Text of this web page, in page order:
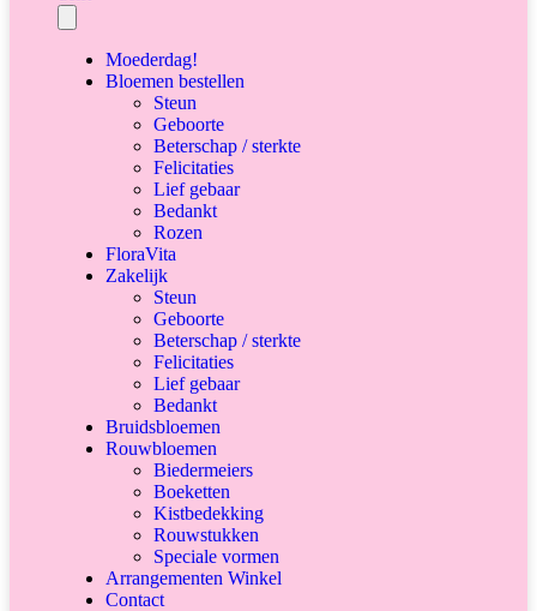
Moederdag!
Bloemen bestellen
Steun
Geboorte
Beterschap / sterkte
Felicitaties
Lief gebaar
Bedankt
Rozen
FloraVita
Zakelijk
Steun
Geboorte
Beterschap / sterkte
Felicitaties
Lief gebaar
Bedankt
Bruidsbloemen
Rouwbloemen
Biedermeiers
Boeketten
Kistbedekking
Rouwstukken
Speciale vormen
Arrangementen Winkel
Contact